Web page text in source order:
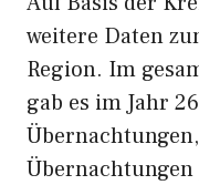
weitere Daten
Region. Im
gab es im Jahr
Übernachtungen